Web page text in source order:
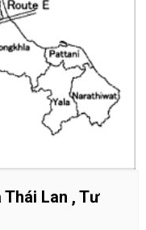
Thái Lan , Tư